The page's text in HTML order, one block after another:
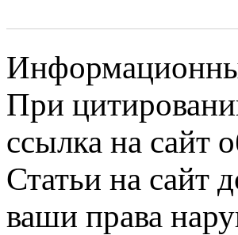
При
ссылка на сайт
Статьи на сайт
ваши права